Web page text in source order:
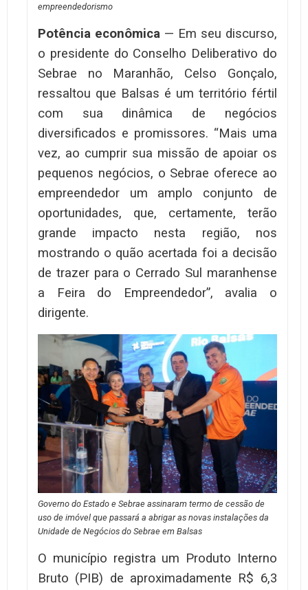
empreendedorismo
Potência econômica— Em seu discurso,
o presidente do Conselho Deliberativo do
Sebrae no Maranhão, Celso Gonçalo,
ressaltou que Balsas é um território fértil
com sua dinâmica de negócios
diversificados e promissores. “Mais uma
vez, ao cumprir sua missão de apoiar os
pequenos negócios, o Sebrae oferece ao
empreendedor um amplo conjunto de
oportunidades, que, certamente, terão
grande impacto nesta região, nos
mostrando o quão acertada foi a decisão
de trazer para o Cerrado Sul maranhense
a Feira do Empreendedor”, avalia o
dirigente.
Governo do Estado e Sebrae assinaram termo de cessão de
uso de imóvel que passará a abrigar as novas instalações da
Unidade de Negócios do Sebrae em Balsas
O município registra um Produto Interno
Bruto (PIB) de aproximadamente R$ 6,3